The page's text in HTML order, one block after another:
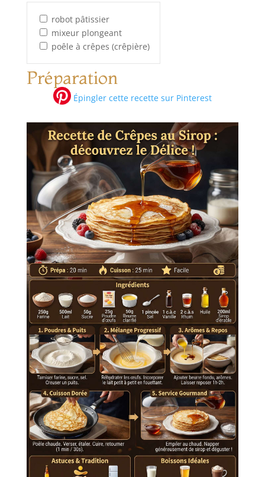
robot pâtissier
mixeur plongeant
poêle à crêpes (crêpière)
Préparation
Épingler cette recette sur Pinterest